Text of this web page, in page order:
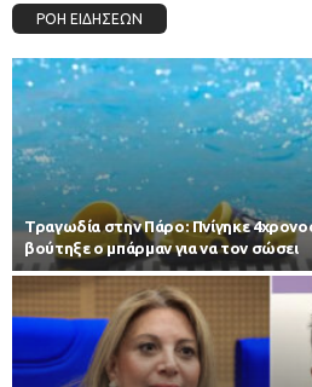
ΡΟΗ ΕΙΔΗΣΕΩΝ
Τραγωδία στην Πάρο: Πνίγηκε
βούτηξε ο μπάρμαν για να τον σώσει